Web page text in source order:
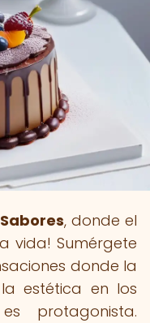
, donde el
vida! Sumérgete
donde la
estética en los
protagonista.